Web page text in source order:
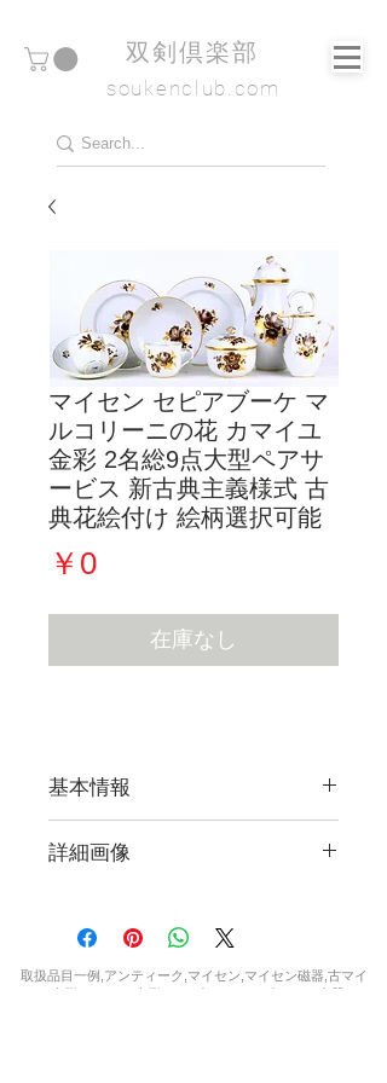
​双剣倶楽部
soukenclub.com
マイセン セピアブーケ マ
ルコリーニの花 カマイユ
金彩 2名総9点大型ペアサ
ービス 新古典主義様式 古
典花絵付け 絵柄選択可能
￥0価
格
在庫なし
基本情報
詳細画像
詳細画像をご覧になれます。
【フォトギャラリー Flickr
取扱品目一例,アンティーク,マイセン,マイセン磁器,古マイ
セン,人形,マイセン人形,フィギュア,フィギュリン,食器,テー